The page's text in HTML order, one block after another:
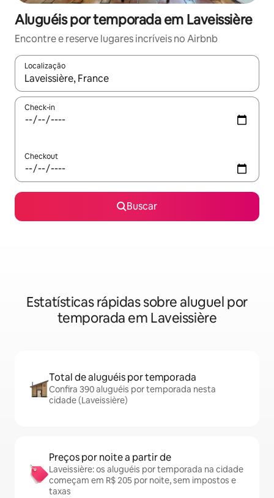
Aluguéis por temporada em Laveissière
Encontre e reserve lugares incríveis no Airbnb
Localização
Quando os resultados estiverem disponíveis, explore-os
Check-in
Checkout
Buscar
Estatísticas rápidas sobre aluguel por
temporada em Laveissière
Total de aluguéis por temporada
Confira 390 aluguéis por temporada nesta
cidade (Laveissière)
Preços por noite a partir de
Laveissière: os aluguéis por temporada na cidade
começam em R$ 205 por noite, sem impostos e
taxas